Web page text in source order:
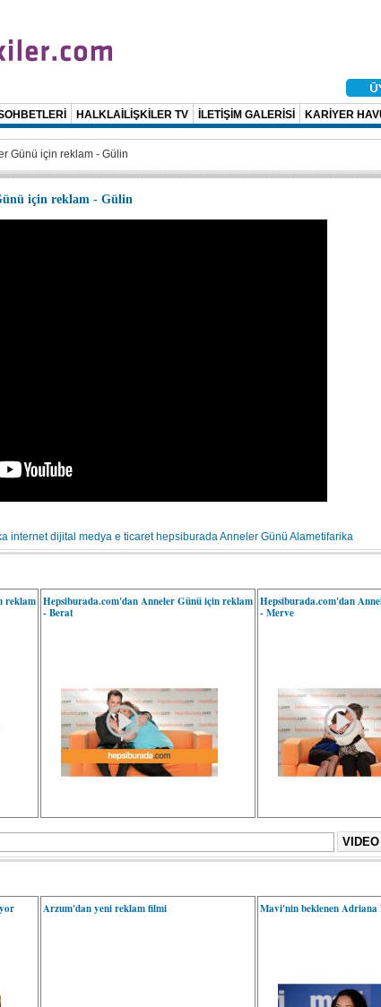
HALKLAİLİŞKİLER TV İLETİŞİM GALERİSİ KARİYER
Günü için reklam - Gülin
için reklam - Gülin
internet dijital medya e ticaret hepsiburadaAnneler Günü Alametifarika
reklam Hepsiburada.com'dan Anneler Günü için reklam
- Berat
Hepsiburada.com'dan
- Merve
Arzum'dan yeni reklam filmi Mavi'nin beklenen